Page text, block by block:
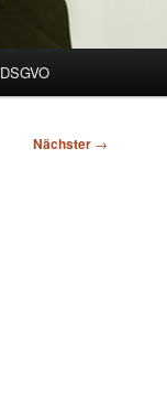
DSGVO
Nächster →